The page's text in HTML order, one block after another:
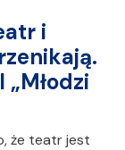
i
że teatr jest